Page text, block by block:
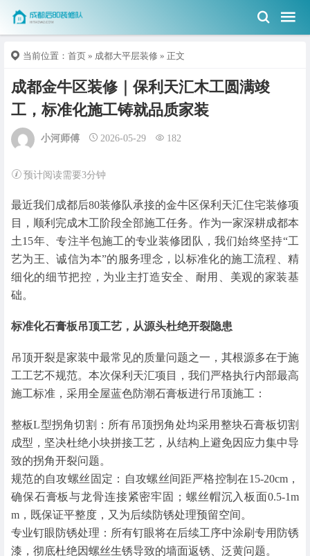
当前位置： 首页 » 成都大平层装修 » 正文
成都金牛区装修｜保利天汇木工圆满竣
工，标准化施工铸就品质家装
小河师傅 2026-05-29 182
预计阅读需要3分钟
最近我们成都后80装修队承接的金牛区保利天汇住宅装修项
目，顺利完成木工阶段全部施工任务。作为一家深耕成都本
土15年、专注半包施工的专业装修团队，我们始终坚持“工
艺为王、诚信为本”的服务理念，以标准化的施工流程、精
细化的细节把控，为业主打造安全、耐用、美观的家装基
础。
标准化石膏板吊顶工艺，从源头杜绝开裂隐患
吊顶开裂是家装中最常见的质量问题之一，其根源多在于施
工工艺不规范。本次保利天汇项目，我们严格执行内部最高
施工标准，采用全屋蓝色防潮石膏板进行吊顶施工：
整板L型拐角切割：所有吊顶拐角处均采用整块石膏板切割
成型，坚决杜绝小块拼接工艺，从结构上避免因应力集中导
致的拐角开裂问题。
规范的自攻螺丝固定：自攻螺丝间距严格控制在15-20cm，
确保石膏板与龙骨连接紧密牢固；螺丝帽沉入板面0.5-1m
m，既保证平整度，又为后续防锈处理预留空间。
专业钉眼防锈处理：所有钉眼将在后续工序中涂刷专用防锈
漆，彻底杜绝因螺丝生锈导致的墙面返锈、泛黄问题。